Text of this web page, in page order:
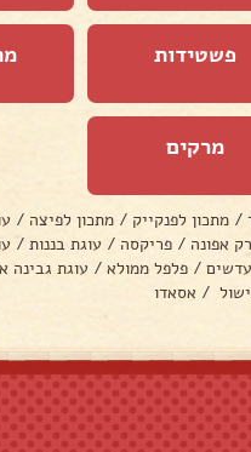
פשטידות
מרקים
/ מתכון לפנקייק / מתכון לפיצה /
אפונה / פריקסה / עוגת בננות /
/ פלפל ממולא / עוגת גבינה
/ אסאדו